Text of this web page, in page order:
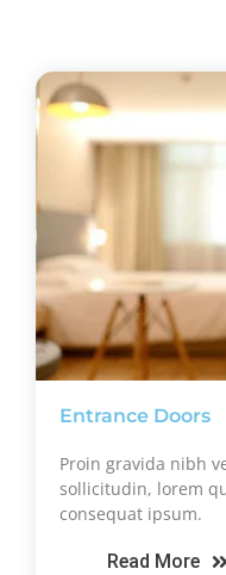
Entrance Doors
Proin gravida nibh
sollicitudin, lorem
consequat ipsum.
Read More